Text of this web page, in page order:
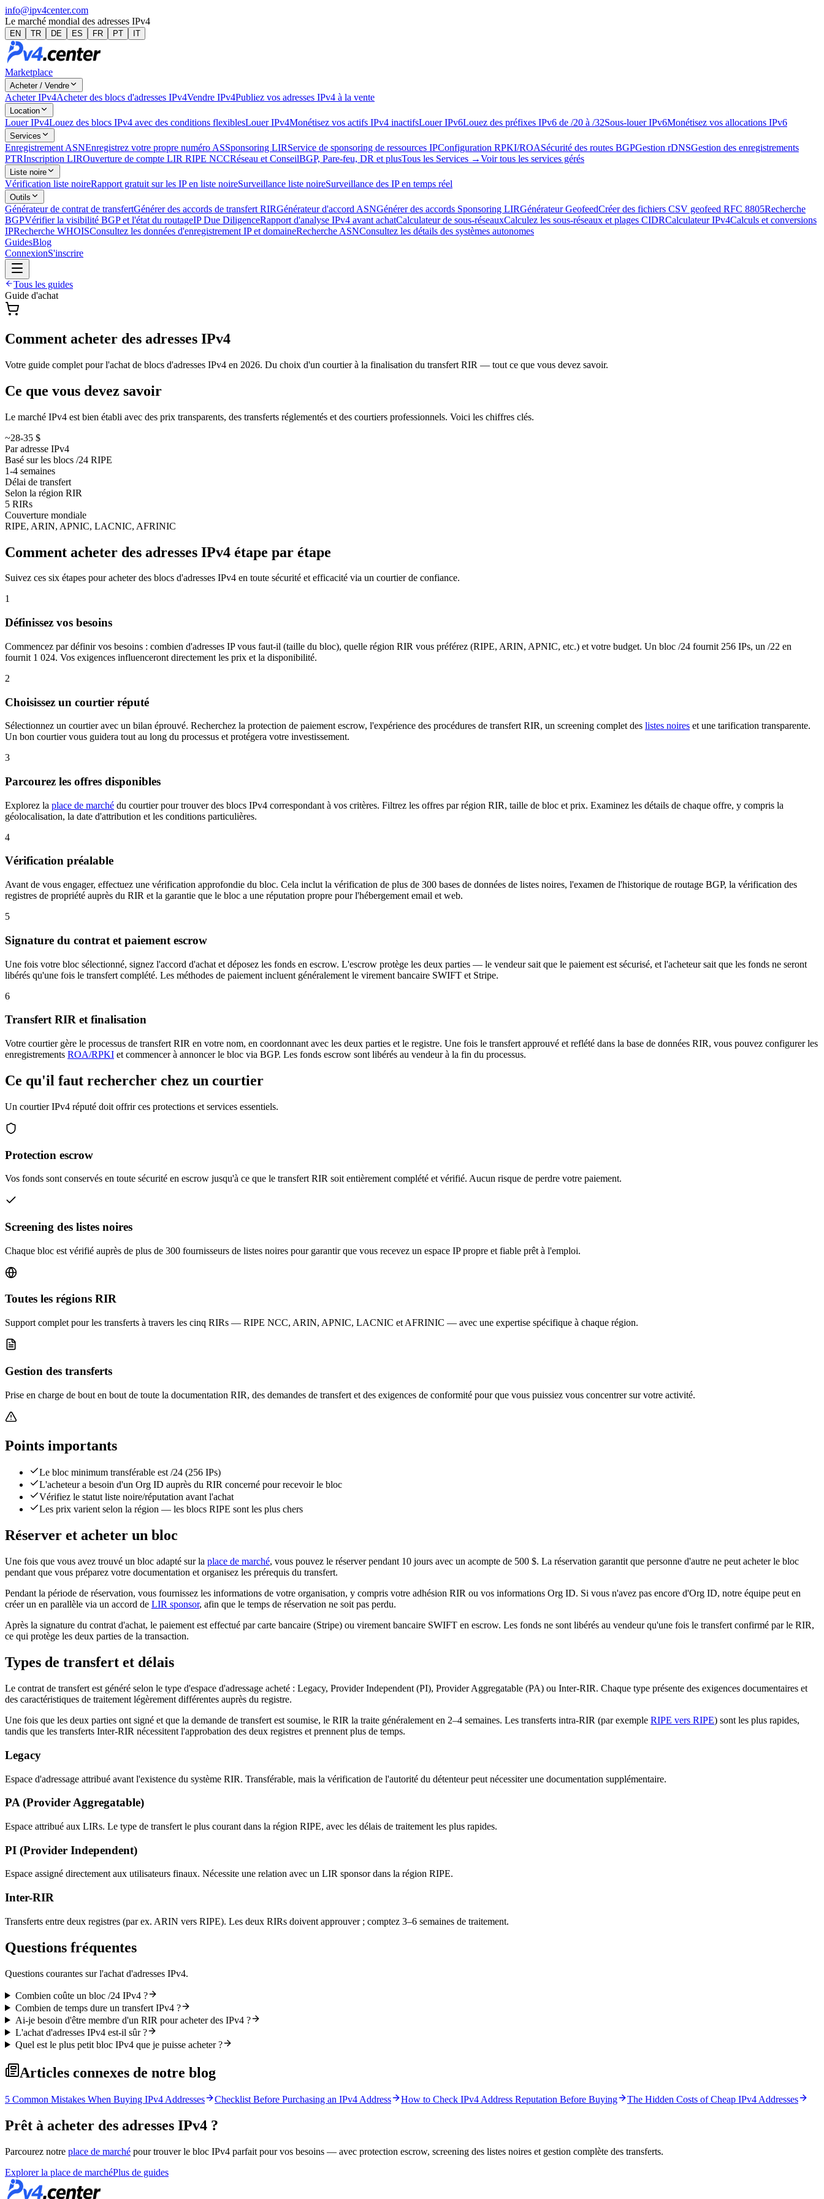
info@ipv4center.com
Le marché mondial des adresses IPv4
EN TR DE ES FR PT IT
Marketplace
Acheter / Vendre
Acheter IPv4Acheter des blocs d'adresses IPv4Vendre IPv4Publiez vos adresses IPv4 à la vente
Location
Louer IPv4Louez des blocs IPv4 avec des conditions flexiblesLouer IPv4Monétisez vos actifs IPv4 inactifsLouer IPv6Louez des préfixes IPv6 de /20 à /32Sous-louer IPv6Monétisez vos allocations IPv6
Services
Enregistrement ASNEnregistrez votre propre numéro ASSponsoring LIRService de sponsoring de ressources IPConfiguration RPKI/ROASécurité des routes BGPGestion rDNSGestion des enregistrements
PTRInscription LIROuverture de compte LIR RIPE NCCRéseau et ConseilBGP, Pare-feu, DR et plusTous les Services →Voir tous les services gérés
Liste noire
Vérification liste noireRapport gratuit sur les IP en liste noireSurveillance liste noireSurveillance des IP en temps réel
Outils
Générateur de contrat de transfertGénérer des accords de transfert RIRGénérateur d'accord ASNGénérer des accords Sponsoring LIRGénérateur GeofeedCréer des fichiers CSV geofeed RFC 8805Recherche
BGPVérifier la visibilité BGP et l'état du routageIP Due DiligenceRapport d'analyse IPv4 avant achatCalculateur de sous-réseauxCalculez les sous-réseaux et plages CIDRCalculateur IPv4Calculs et conversions
IPRecherche WHOISConsultez les données d'enregistrement IP et domaineRecherche ASNConsultez les détails des systèmes autonomes
GuidesBlog
ConnexionS'inscrire
Tous les guides
Guide d'achat
Comment acheter des adresses IPv4
Votre guide complet pour l'achat de blocs d'adresses IPv4 en 2026. Du choix d'un courtier à la finalisation du transfert RIR — tout ce que vous devez savoir.
Ce que vous devez savoir
Le marché IPv4 est bien établi avec des prix transparents, des transferts réglementés et des courtiers professionnels. Voici les chiffres clés.
~28-35 $
Par adresse IPv4
Basé sur les blocs /24 RIPE
1-4 semaines
Délai de transfert
Selon la région RIR
5 RIRs
Couverture mondiale
RIPE, ARIN, APNIC, LACNIC, AFRINIC
Comment acheter des adresses IPv4 étape par étape
Suivez ces six étapes pour acheter des blocs d'adresses IPv4 en toute sécurité et efficacité via un courtier de confiance.
1
Définissez vos besoins
Commencez par définir vos besoins : combien d'adresses IP vous faut-il (taille du bloc), quelle région RIR vous préférez (RIPE, ARIN, APNIC, etc.) et votre budget. Un bloc /24 fournit 256 IPs, un /22 en
fournit 1 024. Vos exigences influenceront directement les prix et la disponibilité.
2
Choisissez un courtier réputé
Sélectionnez un courtier avec un bilan éprouvé. Recherchez la protection de paiement escrow, l'expérience des procédures de transfert RIR, un screening complet des listes noires et une tarification transparente.
Un bon courtier vous guidera tout au long du processus et protégera votre investissement.
3
Parcourez les offres disponibles
Explorez la place de marché du courtier pour trouver des blocs IPv4 correspondant à vos critères. Filtrez les offres par région RIR, taille de bloc et prix. Examinez les détails de chaque offre, y compris la
géolocalisation, la date d'attribution et les conditions particulières.
4
Vérification préalable
Avant de vous engager, effectuez une vérification approfondie du bloc. Cela inclut la vérification de plus de 300 bases de données de listes noires, l'examen de l'historique de routage BGP, la vérification des
registres de propriété auprès du RIR et la garantie que le bloc a une réputation propre pour l'hébergement email et web.
5
Signature du contrat et paiement escrow
Une fois votre bloc sélectionné, signez l'accord d'achat et déposez les fonds en escrow. L'escrow protège les deux parties — le vendeur sait que le paiement est sécurisé, et l'acheteur sait que les fonds ne seront
libérés qu'une fois le transfert complété. Les méthodes de paiement incluent généralement le virement bancaire SWIFT et Stripe.
6
Transfert RIR et finalisation
Votre courtier gère le processus de transfert RIR en votre nom, en coordonnant avec les deux parties et le registre. Une fois le transfert approuvé et reflété dans la base de données RIR, vous pouvez configurer les
enregistrements ROA/RPKI et commencer à annoncer le bloc via BGP. Les fonds escrow sont libérés au vendeur à la fin du processus.
Ce qu'il faut rechercher chez un courtier
Un courtier IPv4 réputé doit offrir ces protections et services essentiels.
Protection escrow
Vos fonds sont conservés en toute sécurité en escrow jusqu'à ce que le transfert RIR soit entièrement complété et vérifié. Aucun risque de perdre votre paiement.
Screening des listes noires
Chaque bloc est vérifié auprès de plus de 300 fournisseurs de listes noires pour garantir que vous recevez un espace IP propre et fiable prêt à l'emploi.
Toutes les régions RIR
Support complet pour les transferts à travers les cinq RIRs — RIPE NCC, ARIN, APNIC, LACNIC et AFRINIC — avec une expertise spécifique à chaque région.
Gestion des transferts
Prise en charge de bout en bout de toute la documentation RIR, des demandes de transfert et des exigences de conformité pour que vous puissiez vous concentrer sur votre activité.
Points importants
Le bloc minimum transférable est /24 (256 IPs)
L'acheteur a besoin d'un Org ID auprès du RIR concerné pour recevoir le bloc
Vérifiez le statut liste noire/réputation avant l'achat
Les prix varient selon la région — les blocs RIPE sont les plus chers
Réserver et acheter un bloc
Une fois que vous avez trouvé un bloc adapté sur la place de marché, vous pouvez le réserver pendant 10 jours avec un acompte de 500 $. La réservation garantit que personne d'autre ne peut acheter le bloc
pendant que vous préparez votre documentation et organisez les prérequis du transfert.
Pendant la période de réservation, vous fournissez les informations de votre organisation, y compris votre adhésion RIR ou vos informations Org ID. Si vous n'avez pas encore d'Org ID, notre équipe peut en
créer un en parallèle via un accord de LIR sponsor, afin que le temps de réservation ne soit pas perdu.
Après la signature du contrat d'achat, le paiement est effectué par carte bancaire (Stripe) ou virement bancaire SWIFT en escrow. Les fonds ne sont libérés au vendeur qu'une fois le transfert confirmé par le RIR,
ce qui protège les deux parties de la transaction.
Types de transfert et délais
Le contrat de transfert est généré selon le type d'espace d'adressage acheté : Legacy, Provider Independent (PI), Provider Aggregatable (PA) ou Inter-RIR. Chaque type présente des exigences documentaires et
des caractéristiques de traitement légèrement différentes auprès du registre.
Une fois que les deux parties ont signé et que la demande de transfert est soumise, le RIR la traite généralement en 2–4 semaines. Les transferts intra-RIR (par exemple RIPE vers RIPE) sont les plus rapides,
tandis que les transferts Inter-RIR nécessitent l'approbation des deux registres et prennent plus de temps.
Legacy
Espace d'adressage attribué avant l'existence du système RIR. Transférable, mais la vérification de l'autorité du détenteur peut nécessiter une documentation supplémentaire.
PA (Provider Aggregatable)
Espace attribué aux LIRs. Le type de transfert le plus courant dans la région RIPE, avec les délais de traitement les plus rapides.
PI (Provider Independent)
Espace assigné directement aux utilisateurs finaux. Nécessite une relation avec un LIR sponsor dans la région RIPE.
Inter-RIR
Transferts entre deux registres (par ex. ARIN vers RIPE). Les deux RIRs doivent approuver ; comptez 3–6 semaines de traitement.
Questions fréquentes
Questions courantes sur l'achat d'adresses IPv4.
Combien coûte un bloc /24 IPv4 ?
Combien de temps dure un transfert IPv4 ?
Ai-je besoin d'être membre d'un RIR pour acheter des IPv4 ?
L'achat d'adresses IPv4 est-il sûr ?
Quel est le plus petit bloc IPv4 que je puisse acheter ?
Articles connexes de notre blog
5 Common Mistakes When Buying IPv4 Addresses Checklist Before Purchasing an IPv4 Address How to Check IPv4 Address Reputation Before Buying The Hidden Costs of Cheap IPv4 Addresses
Prêt à acheter des adresses IPv4 ?
Parcourez notre place de marché pour trouver le bloc IPv4 parfait pour vos besoins — avec protection escrow, screening des listes noires et gestion complète des transferts.
Explorer la place de marchéPlus de guides